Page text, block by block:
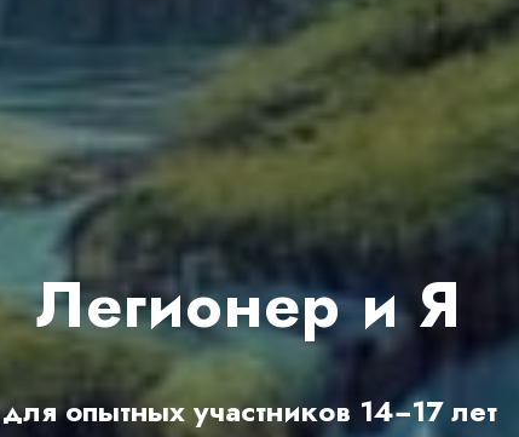
Легионер и Я
для опытных участников 14−17 лет